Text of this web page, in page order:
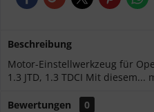
Beschreibung
Motor-Einstellwerkzeug für
1.3 JTD, 1.3 TDCI Mit diesem...
Bewertungen
0